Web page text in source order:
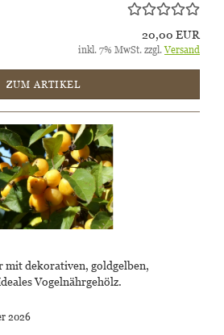
20,00 EUR
inkl. 7% MwSt. zzgl.Versand
ZUM ARTIKEL
mit dekorativen, goldgelben,
Vogelnährgehölz.
2026